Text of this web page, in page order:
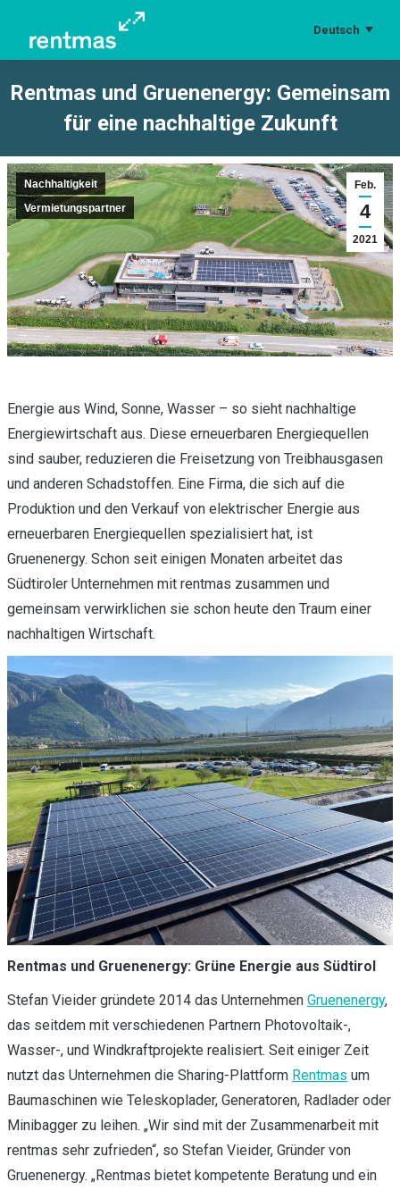
Deutsch
Rentmas und Gruenenergy: Gemeinsam
für eine nachhaltige Zukunft
Feb.
4
2021
Nachhaltigkeit
Vermietungspartner
Energie aus Wind, Sonne, Wasser – so sieht nachhaltige
Energiewirtschaft aus. Diese erneuerbaren Energiequellen
sind sauber, reduzieren die Freisetzung von Treibhausgasen
und anderen Schadstoffen. Eine Firma, die sich auf die
Produktion und den Verkauf von elektrischer Energie aus
erneuerbaren Energiequellen spezialisiert hat, ist
Gruenenergy. Schon seit einigen Monaten arbeitet das
Südtiroler Unternehmen mit rentmas zusammen und
gemeinsam verwirklichen sie schon heute den Traum einer
nachhaltigen Wirtschaft.
Rentmas und Gruenenergy: Grüne Energie aus Südtirol
Stefan Vieider gründete 2014 das Unternehmen Gruenenergy,
das seitdem mit verschiedenen Partnern Photovoltaik-,
Wasser-, und Windkraftprojekte realisiert. Seit einiger Zeit
nutzt das Unternehmen die Sharing-Plattform Rentmas um
Baumaschinen wie Teleskoplader, Generatoren, Radlader oder
Minibagger zu leihen. „Wir sind mit der Zusammenarbeit mit
rentmas sehr zufrieden“, so Stefan Vieider, Gründer von
Gruenenergy. „Rentmas bietet kompetente Beratung und ein